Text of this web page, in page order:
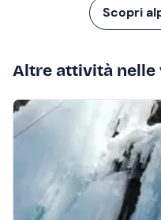
Scopri
Altre attività nelle